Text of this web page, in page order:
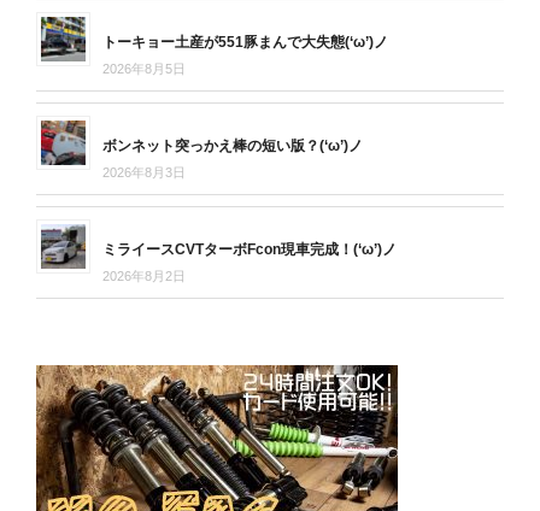
トーキョー土産が551豚まんで大失態(‘ω’)ノ
2026年8月5日
ボンネット突っかえ棒の短い版？(‘ω’)ノ
2026年8月3日
ミライースCVTターボFcon現車完成！(‘ω’)ノ
2026年8月2日